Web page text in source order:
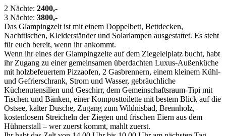
2 Nächte: 2400,-
3 Nächte: 3800,-
Das Glampingzelt ist mit einem Doppelbett, Bettdecken,
Nachttischen, Kleiderständer und Solarlampen ausgestattet. Es steht
für euch bereit, wenn ihr ankommt.
Wenn ihr eines der Glampingzelte auf dem Ziegeleiplatz bucht, habt
ihr Zugang zu einer gemeinsamen überdachten Luxus-Außenküche
mit holzbefeuertem Pizzaofen, 2 Gasbrennern, einem kleinem Kühl-
und Gefrierschrank, Strom und Wasser, gebräuchliche
Küchenutensilien und Geschirr, dem Gemeinschaftsraum-Tipi mit
Tischen und Bänken, einer Komposttoilette mit bestem Blick auf die
Ostsee, kalter Dusche, Zugang zum Wildnisbad, Brennholz,
kostenlosem Streicheln der Ziegen und frischen Eiern aus dem
Hühnerstall – wer zuerst kommt, mahlt zuerst.